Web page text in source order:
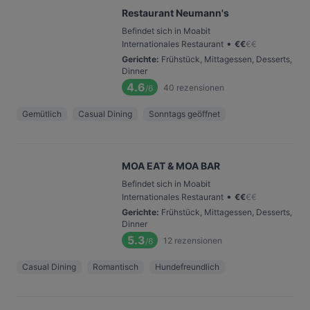
Restaurant Neumann's
Befindet sich in Moabit
Internationales Restaurant • €€€€
Gerichte: Frühstück, Mittagessen, Desserts,
Dinner
4.6/6 40 rezensionen
Gemütlich Casual Dining Sonntags geöffnet
MOA EAT & MOA BAR
Befindet sich in Moabit
Internationales Restaurant • €€€€
Gerichte: Frühstück, Mittagessen, Desserts,
Dinner
5.3/6 12 rezensionen
Casual Dining Romantisch Hundefreundlich